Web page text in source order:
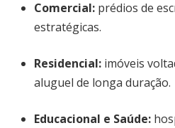
Comercial: prédios de
estratégicas.
Residencial: imóveis
aluguel de longa duração.
Educacional e Saúde: